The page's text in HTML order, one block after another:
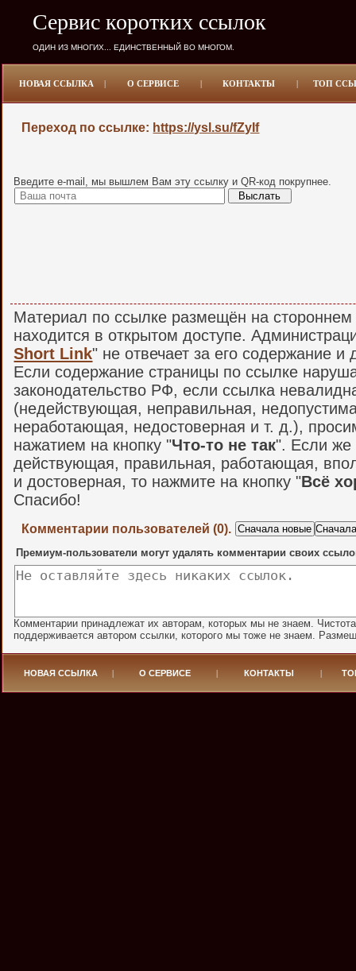
Сервис коротких ссылок
ОДИН ИЗ МНОГИХ... ЕДИНСТВЕННЫЙ ВО МНОГОМ.
НОВАЯ ССЫЛКА | О СЕРВИСЕ | КОНТАКТЫ | ТОП
Переход по ссылке: https://ysl.su/fZyIf
Введите e-mail, мы вышлем Вам эту ссылку и QR-код покрупнее.
Материал по ссылке размещён на стороннем
находится в открытом доступе.
Short Link" не отвечает за его содержание и
Если содержание страницы по ссылке
законодательство РФ, если ссылка
(недействующая, неправильная,
неработающая, недостоверная и т. д.),
нажатием на кнопку "Что-то не так". Если же
действующая, правильная, работающая,
и достоверная, то нажмите на кнопку "Всё
Спасибо!
Комментарии пользователей (0).
Премиум-пользователи могут удалять комментарии своих
Комментарии принадлежат их авторам, которых мы не знаем.
поддерживается автором ссылки, которого мы тоже не знаем.
НОВАЯ ССЫЛКА О СЕРВИСЕ КОНТАКТЫ